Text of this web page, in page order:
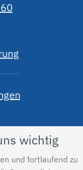
wichtig
und fortlaufend zu